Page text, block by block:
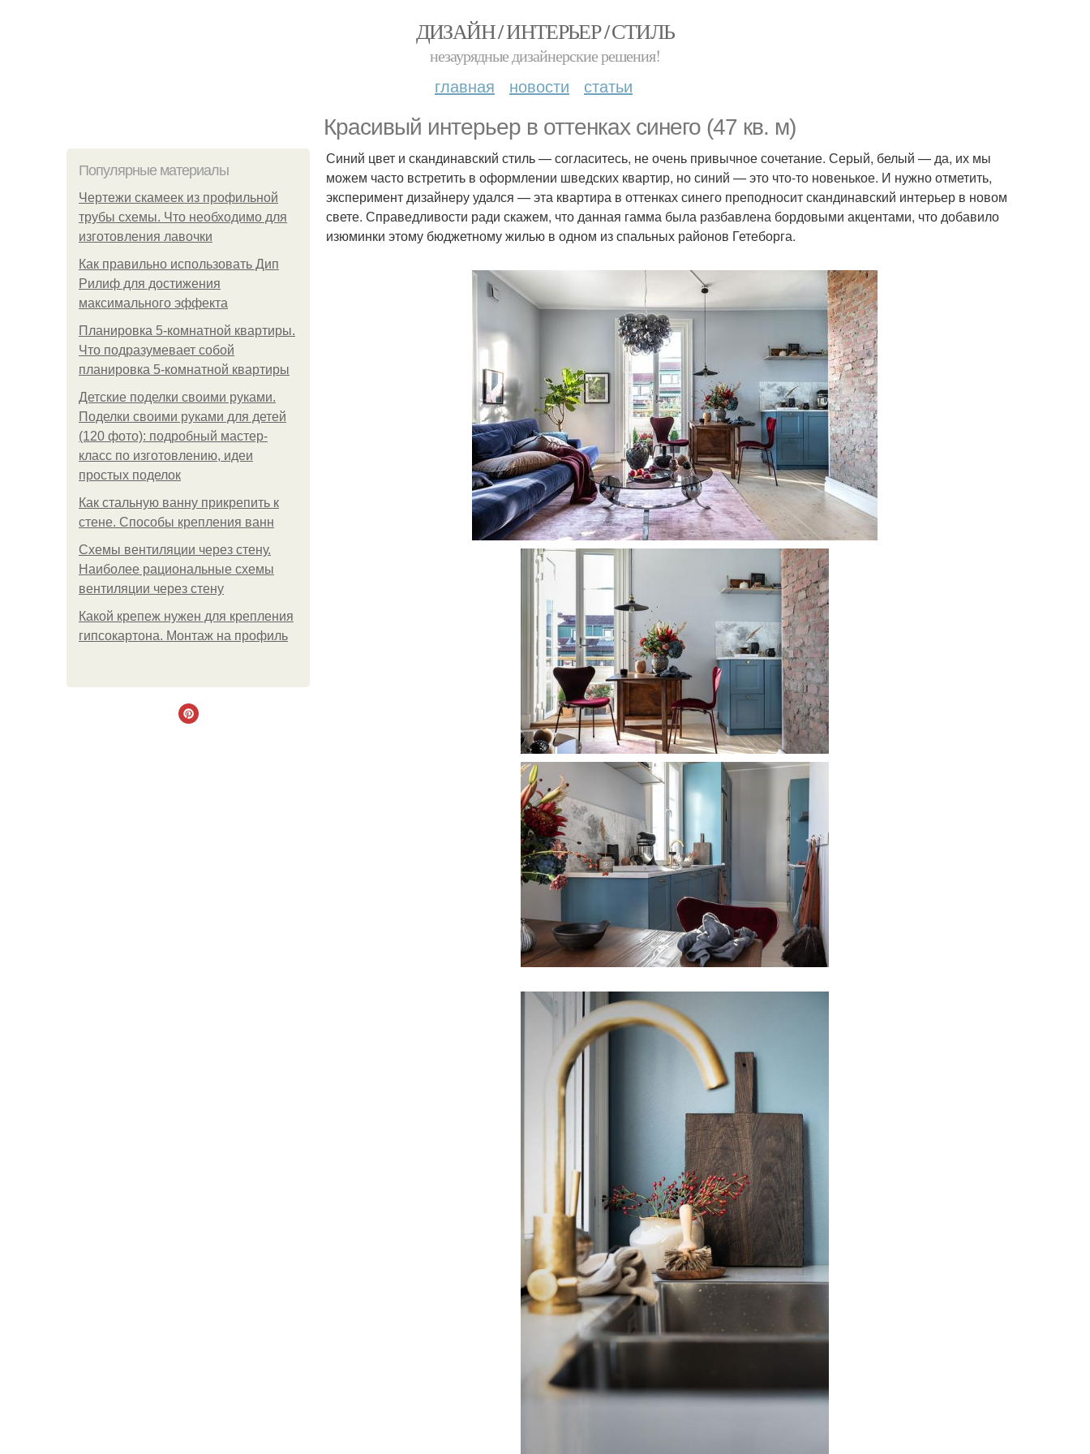
ДИЗАЙН / ИНТЕРЬЕР / СТИЛЬ
незаурядные дизайнерские решения!
главная новости статьи
Красивый интерьер в оттенках синего (47 кв. м)
Популярные материалы
Чертежи скамеек из профильной
трубы схемы. Что необходимо для
изготовления лавочки
Как правильно использовать Дип
Рилиф для достижения
максимального эффекта
Планировка 5-комнатной квартиры.
Что подразумевает собой
планировка 5-комнатной квартиры
Детские поделки своими руками.
Поделки своими руками для детей
(120 фото): подробный мастер-
класс по изготовлению, идеи
простых поделок
Как стальную ванну прикрепить к
стене. Способы крепления ванн
Схемы вентиляции через стену.
Наиболее рациональные схемы
вентиляции через стену
Какой крепеж нужен для крепления
гипсокартона. Монтаж на профиль
Синий цвет и скандинавский стиль — согласитесь, не очень привычное сочетание. Серый, белый — да, их мы
можем часто встретить в оформлении шведских квартир, но синий — это что-то новенькое. И нужно отметить,
эксперимент дизайнеру удался — эта квартира в оттенках синего преподносит скандинавский интерьер в новом
свете. Справедливости ради скажем, что данная гамма была разбавлена бордовыми акцентами, что добавило
изюминки этому бюджетному жилью в одном из спальных районов Гетеборга.